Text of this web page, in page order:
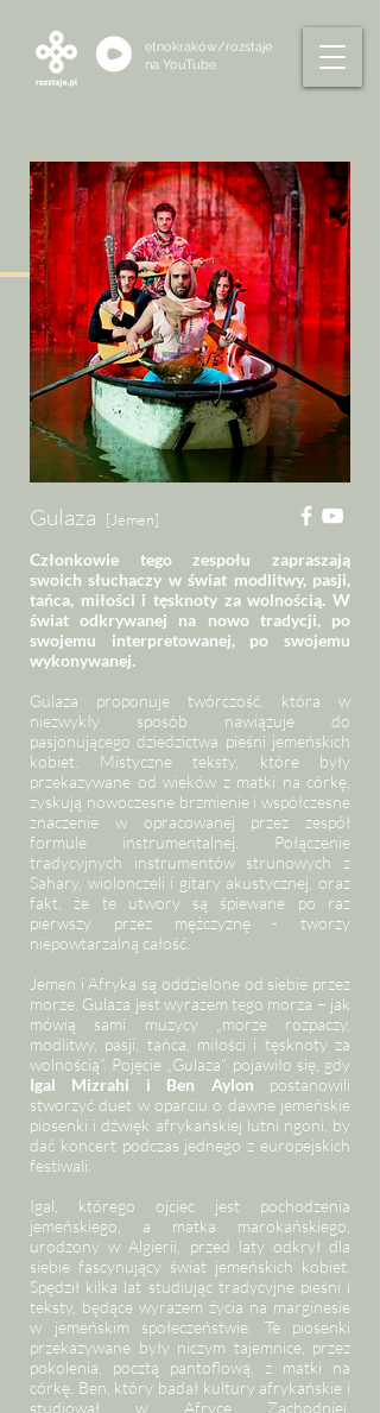
etnokraków/rozstaje
na YouTube
Gulaza [Jemen]
Członkowie tego zespołu zapraszają
swoich słuchaczy w świat modlitwy, pasji,
tańca, miłości i tęsknoty za wolnością. W
świat odkrywanej na nowo tradycji, po
swojemu interpretowanej, po swojemu
wykonywanej.
Gulaza proponuje twórczość, która w
niezwykły sposób nawiązuje do
pasjonującego dziedzictwa pieśni jemeńskich
kobiet. Mistyczne teksty, które były
przekazywane od wieków z matki na córkę,
zyskują nowoczesne brzmienie i współczesne
znaczenie w opracowanej przez zespół
formule instrumentalnej. Połączenie
tradycyjnych instrumentów strunowych z
Sahary, wiolonczeli i gitary akustycznej, oraz
fakt, że te utwory są śpiewane po raz
pierwszy przez mężczyznę - tworzy
niepowtarzalną całość.
Jemen i Afryka są oddzielone od siebie przez
morze. Gulaza jest wyrazem tego morza – jak
mówią sami muzycy „morze rozpaczy,
modlitwy, pasji, tańca, miłości i tęsknoty za
wolnością”. Pojęcie „Gulaza” pojawiło się, gdy
Igal Mizrahi i Ben Aylon postanowili
stworzyć duet w oparciu o dawne jemeńskie
piosenki i dźwięk afrykańskiej lutni ngoni, by
dać koncert podczas jednego z europejskich
festiwali.
Igal, którego ojciec jest pochodzenia
jemeńskiego, a matka marokańskiego,
urodzony w Algierii, przed laty odkrył dla
siebie fascynujący świat jemeńskich kobiet.
Spędził kilka lat studiując tradycyjne pieśni i
teksty, będące wyrazem życia na marginesie
w jemeńskim społeczeństwie. Te piosenki
przekazywane były niczym tajemnice, przez
pokolenia, pocztą pantoflową, z matki na
córkę. Ben, który badał kultury afrykańskie i
studiował w Afryce Zachodniej,